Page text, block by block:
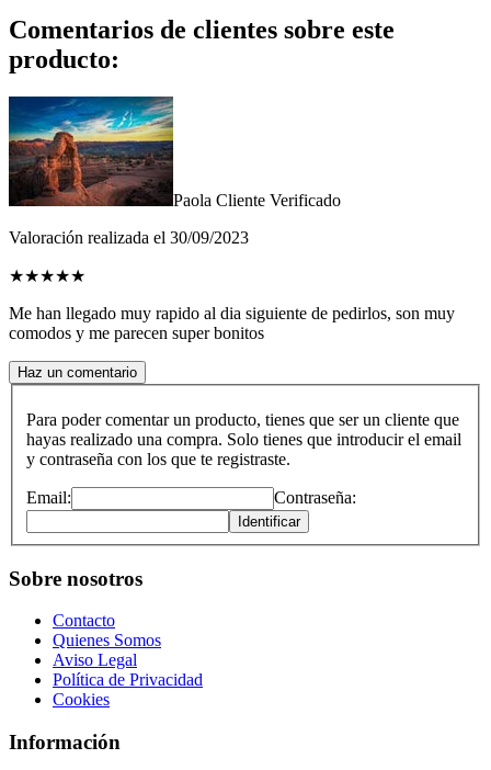
Comentarios de clientes sobre este
producto:
Paola Cliente Verificado
Valoración realizada el 30/09/2023
★★★★★
Me han llegado muy rapido al dia siguiente de pedirlos, son muy
comodos y me parecen super bonitos
Haz un comentario
Para poder comentar un producto, tienes que ser un cliente que
hayas realizado una compra. Solo tienes que introducir el email
y contraseña con los que te registraste.
Email: Contraseña:
Identificar
Sobre nosotros
Contacto
Quienes Somos
Aviso Legal
Política de Privacidad
Cookies
Información